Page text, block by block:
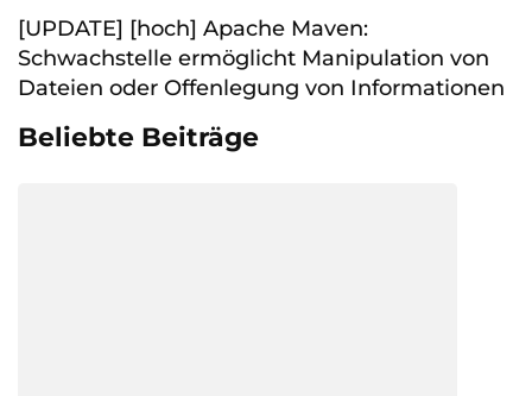
[UPDATE] [hoch] Apache Maven:
Schwachstelle ermöglicht Manipulation von
Dateien oder Offenlegung von Informationen
Beliebte Beiträge